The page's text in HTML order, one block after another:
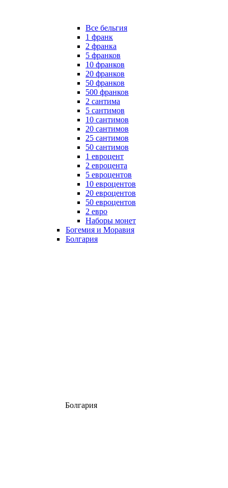
Все бельгия
1 франк
2 франка
5 франков
10 франков
20 франков
50 франков
500 франков
2 сантима
5 сантимов
10 сантимов
20 сантимов
25 сантимов
50 сантимов
1 евроцент
2 евроцента
5 евроцентов
10 евроцентов
20 евроцентов
50 евроцентов
2 евро
Наборы монет
Богемия и Моравия
Болгария
Болгария